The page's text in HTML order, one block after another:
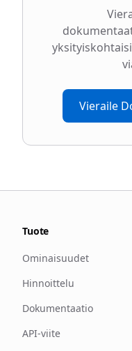
Vieraile
Tuote
Ominaisuudet
Hinnoittelu
Dokumentaatio
API-viite